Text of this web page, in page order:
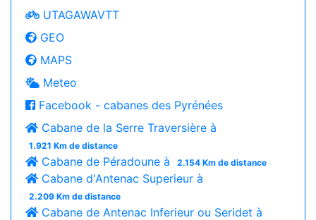
UTAGAWAVTT
GEO
MAPS
Meteo
Facebook - cabanes des Pyrénées
Cabane de la Serre Traversière à
1.921 Km de distance
Cabane de Péradoune à 2.154 Km de distance
Cabane d'Antenac Superieur à
2.209 Km de distance
Cabane de Antenac Inferieur ou Seridet à